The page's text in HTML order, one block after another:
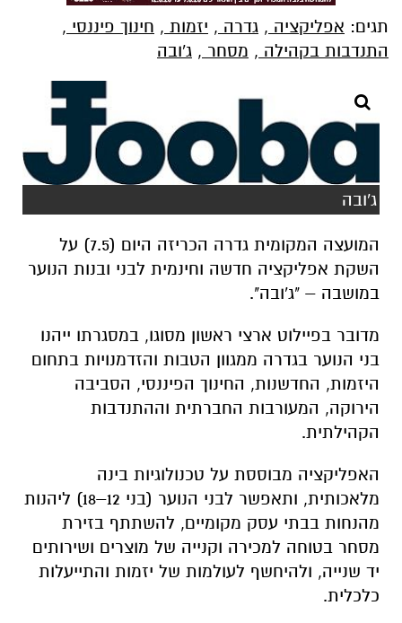
תגים: אפליקציה , גדרה , יזמות , חינוך פיננסי ,
התנדבות בקהילה , מסחר , ג'ובה
ג'ובה
המועצה המקומית גדרה הכריזה היום (7.5) על
השקת אפליקציה חדשה וחינמית לבני ובנות הנוער
במושבה – "ג'ובה".
מדובר בפיילוט ארצי ראשון מסוגו, במסגרתו ייהנו
בני הנוער בגדרה ממגוון הטבות והזדמנויות בתחום
היזמות, החדשנות, החינוך הפיננסי, הסביבה
הירוקה, המעורבות החברתית וההתנדבות
הקהילתית.
האפליקציה מבוססת על טכנולוגיות בינה
מלאכותית, ותאפשר לבני הנוער (בני 12–18) ליהנות
מהנחות בבתי עסק מקומיים, להשתתף בזירת
מסחר בטוחה למכירה וקנייה של מוצרים ושירותים
יד שנייה, ולהיחשף לעולמות של יזמות והתייעלות
כלכלית.